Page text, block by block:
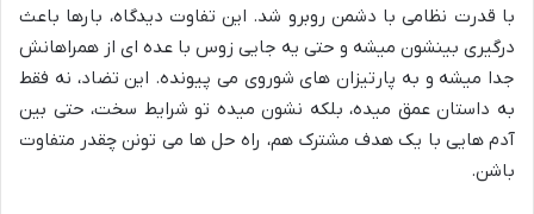
با قدرت نظامی با دشمن روبرو شد. این تفاوت دیدگاه، بارها باعث
درگیری بینشون میشه و حتی یه جایی زوس با عده ای از همراهانش
جدا میشه و به پارتیزان های شوروی می پیونده. این تضاد، نه فقط
به داستان عمق میده، بلکه نشون میده تو شرایط سخت، حتی بین
آدم هایی با یک هدف مشترک هم، راه حل ها می تونن چقدر متفاوت
باشن.